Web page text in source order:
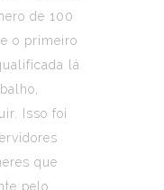
de 100
o primeiro
lá
Isso foi
que
pelo